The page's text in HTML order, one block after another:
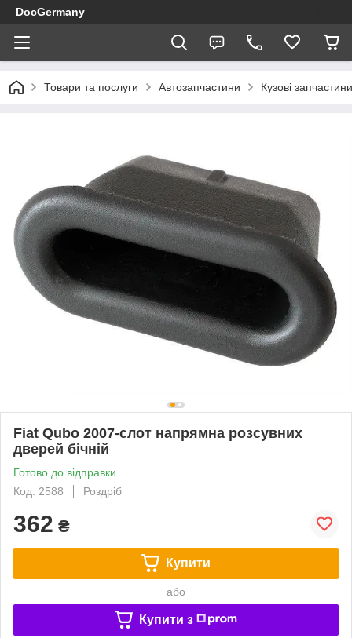
DocGermany
Товари та послуги Автозапчастини Кузові запчастини
Fiat Qubo 2007-слот напрямна розсувних
дверей бічній
Готово до відправки
Код: 2588
Роздріб
362 ₴
Купити
або
Купити з